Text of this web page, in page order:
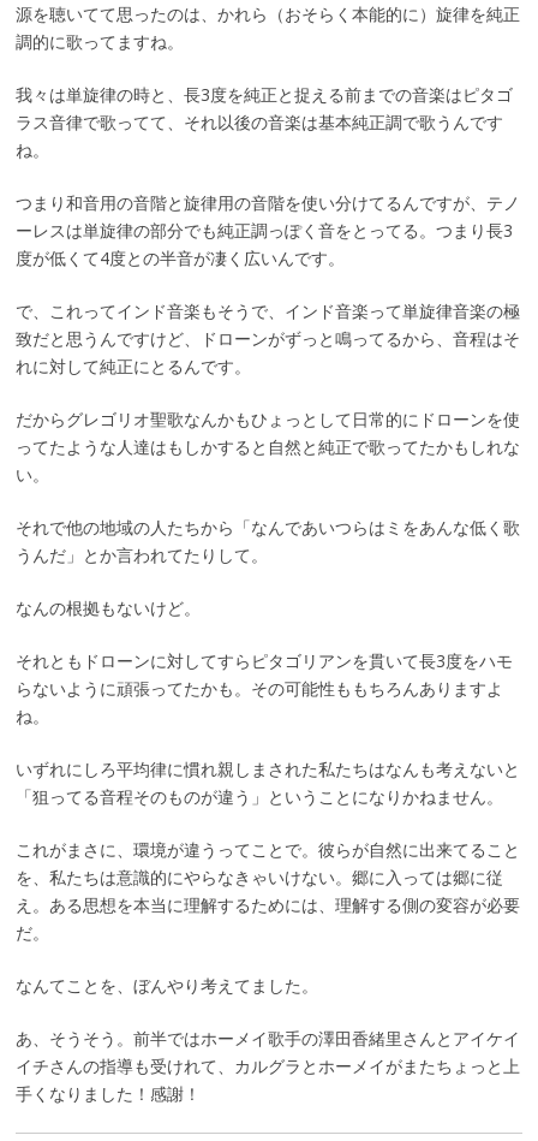
源を聴いてて思ったのは、かれら（おそらく本能的に）旋律を純正
調的に歌ってますね。
我々は単旋律の時と、長3度を純正と捉える前までの音楽はピタゴ
ラス音律で歌ってて、それ以後の音楽は基本純正調で歌うんです
ね。
つまり和音用の音階と旋律用の音階を使い分けてるんですが、テノ
ーレスは単旋律の部分でも純正調っぽく音をとってる。つまり長3
度が低くて4度との半音が凄く広いんです。
で、これってインド音楽もそうで、インド音楽って単旋律音楽の極
致だと思うんですけど、ドローンがずっと鳴ってるから、音程はそ
れに対して純正にとるんです。
だからグレゴリオ聖歌なんかもひょっとして日常的にドローンを使
ってたような人達はもしかすると自然と純正で歌ってたかもしれな
い。
それで他の地域の人たちから「なんであいつらはミをあんな低く歌
うんだ」とか言われてたりして。
なんの根拠もないけど。
それともドローンに対してすらピタゴリアンを貫いて長3度をハモ
らないように頑張ってたかも。その可能性ももちろんありますよ
ね。
いずれにしろ平均律に慣れ親しまされた私たちはなんも考えないと
「狙ってる音程そのものが違う」ということになりかねません。
これがまさに、環境が違うってことで。彼らが自然に出来てること
を、私たちは意識的にやらなきゃいけない。郷に入っては郷に従
え。ある思想を本当に理解するためには、理解する側の変容が必要
だ。
なんてことを、ぼんやり考えてました。
あ、そうそう。前半ではホーメイ歌手の澤田香緒里さんとアイケイ
イチさんの指導も受けれて、カルグラとホーメイがまたちょっと上
手くなりました！感謝！